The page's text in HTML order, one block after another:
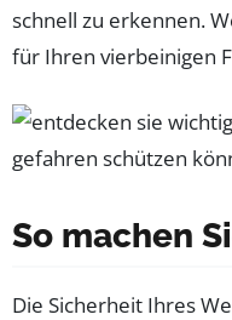
schnell zu erkennen.
für Ihren vierbeinigen
So machen
Die Sicherheit Ihres